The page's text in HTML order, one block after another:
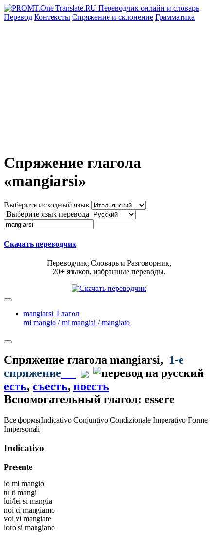
Перевод Контексты Спряжение и склонение Грамматика
Спряжение глагола
«mangiarsi»
Выберите исходный язык
Выберите язык перевода
Скачать переводчик
Переводчик, Словарь и Разговорник,
20+ языков, избранные переводы.
mangiarsi, Глагол
mi mangio / mi mangiai / mangiato
Спряжение глагола mangiarsi, 1-е
спряжение
есть, съесть, поесть
Вспомогательный глагол: essere
Все формыIndicativo Conjuntivo Condizionale Imperativo Forme
Impersonali
Indicativo
Presente
io mi mangio
tu ti mangi
lui/lei si mangia
noi ci mangiamo
voi vi mangiate
loro si mangiano